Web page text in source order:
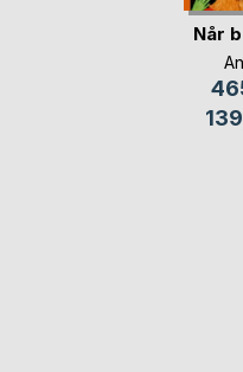
Når